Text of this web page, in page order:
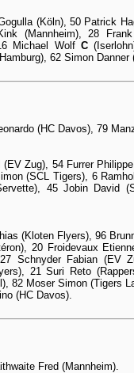
(Köln), 50 Patrick
(Mannheim), 28
Michael Wolf C
62 Simon Danner
(HC Davos), 79
Zug), 54 Furrer
(SCL Tigers), 6
45 Jobin David
(Kloten Flyers), 96
20 Froidevaux
Schnyder Fabian (EV
21 Suri Reto
82 Moser Simon (Tigers
(HC Davos).
Fred (Mannheim).